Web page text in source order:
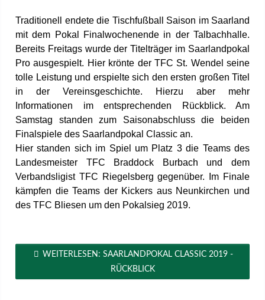
Traditionell endete die Tischfußball Saison im Saarland
mit dem Pokal Finalwochenende in der Talbachhalle.
Bereits Freitags wurde der Titelträger im Saarlandpokal
Pro ausgespielt. Hier krönte der TFC St. Wendel seine
tolle Leistung und erspielte sich den ersten großen Titel
in der Vereinsgeschichte. Hierzu aber mehr
Informationen im entsprechenden Rückblick. Am
Samstag standen zum Saisonabschluss die beiden
Finalspiele des Saarlandpokal Classic an.
Hier standen sich im Spiel um Platz 3 die Teams des
Landesmeister TFC Braddock Burbach und dem
Verbandsligist TFC Riegelsberg gegenüber. Im Finale
kämpfen die Teams der Kickers aus Neunkirchen und
des TFC Bliesen um den Pokalsieg 2019.
WEITERLESEN: SAARLANDPOKAL CLASSIC 2019 -
RÜCKBLICK